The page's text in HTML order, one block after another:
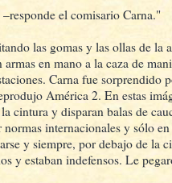
–responde el comisario Carna."
las gomas y las ollas de la
en mano a la caza de
Carna fue sorprendido
América 2. En estas
cintura y disparan balas de
normas internacionales y sólo
y siempre, por debajo de la
y estaban indefensos. Le